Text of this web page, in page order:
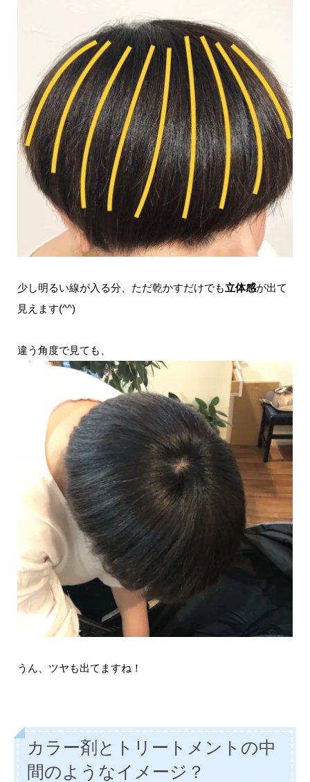
少し明るい線が入る分、ただ乾かすだけでも立体感が出て
見えます(^^)
違う角度で見ても、
うん、ツヤも出てますね！
カラー剤とトリートメントの中
間のようなイメージ？